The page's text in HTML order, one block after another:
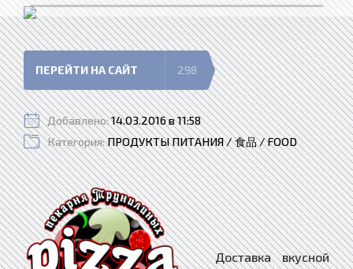
ПЕРЕЙТИ НА САЙТ 298
Добавлено:14.03.2016 в 11:58
Категория:ПРОДУКТЫ ПИТАНИЯ / 食品 / FOOD
Доставка вкусной